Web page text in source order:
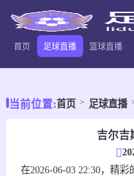
首页 足球直播 篮球直播
当前位置:首页 足球直播
吉尔吉
在2026-06-03 22:30，精